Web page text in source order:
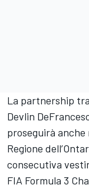
La partnership
Devlin
proseguirà
Regione
consecutiva
FIA Formula 3